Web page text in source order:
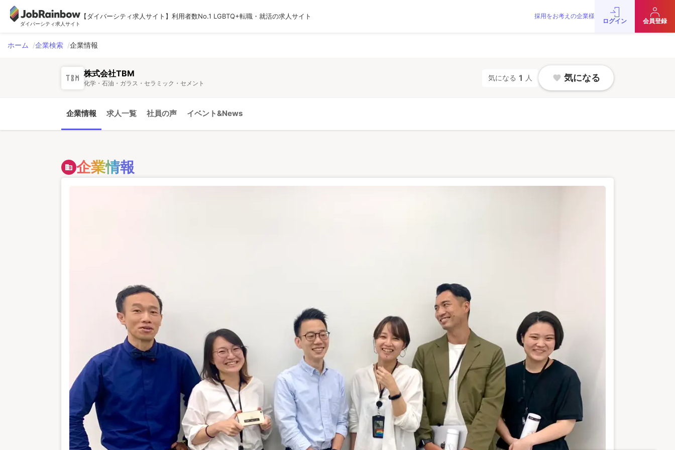
ダイバーシティ求人サイト
【ダイバーシティ求人サイト】利用者数No.1 LGBTQ+転職・就活の求人サイト 採用をお考えの企業様
ログイン 会員登録
ホーム 企業検索 企業情報
株式会社TBM
化学・石油・ガラス・セラミック・セメント
気になる 1 人 favorite 気になる
企業情報 求人一覧 社員の声 イベント&News
domain 企業情報
お問い合わせJobRainbow MAGAZINE